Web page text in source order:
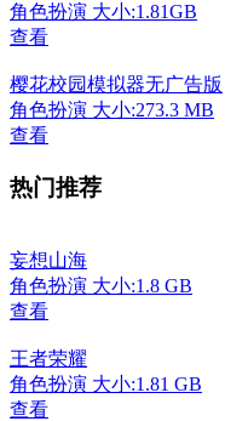
角色扮演 大小:1.81GB
查看
樱花校园模拟器无广告版
角色扮演 大小:273.3 MB
查看
热门推荐
妄想山海
角色扮演 大小:1.8 GB
查看
王者荣耀
角色扮演 大小:1.81 GB
查看